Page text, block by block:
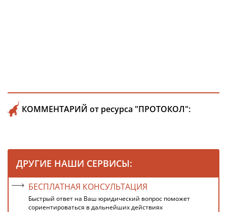
КОММЕНТАРИЙ от ресурса "ПРОТОКОЛ":
ДРУГИЕ НАШИ СЕРВИСЫ:
БЕСПЛАТНАЯ КОНСУЛЬТАЦИЯ
Быстрый ответ на Ваш юридический вопрос поможет
сориентироваться в дальнейших действиях